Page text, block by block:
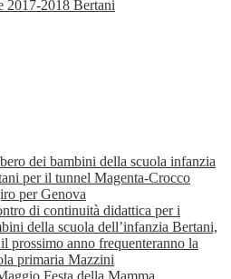
2017-2018 Bertani
dei bambini della scuola infanzia
per il tunnel Magenta-Crocco
per Genova
di continuità didattica per i
della scuola dell’infanzia Bertani,
prossimo anno frequenteranno la
primaria Mazzini